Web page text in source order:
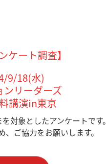
ケート調査】
9/18(水)
ンリーダーズ
講演in東京
対象としたアンケートです。
ご協力をお願いします。